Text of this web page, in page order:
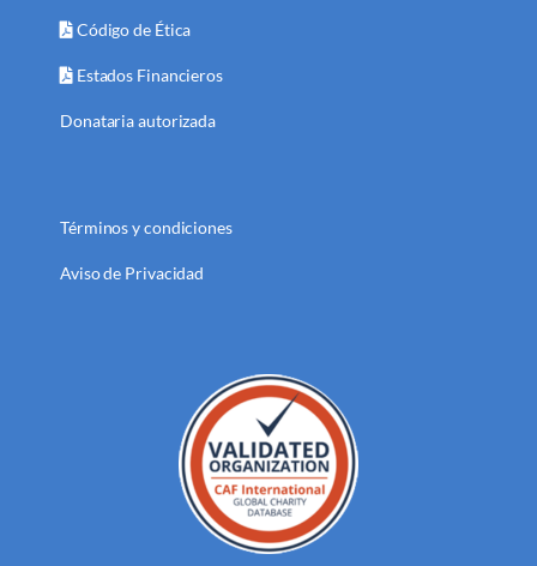
Código de Ética
Estados Financieros
Donataria autorizada
Términos y condiciones
Aviso de Privacidad